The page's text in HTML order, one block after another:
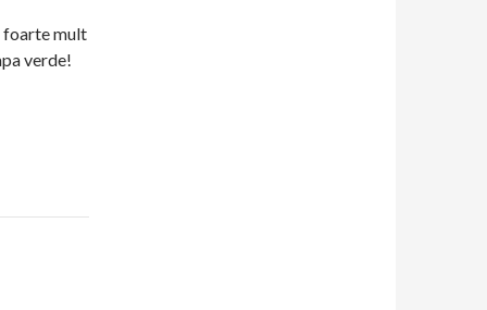
foarte mult
verde!